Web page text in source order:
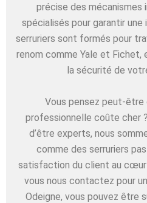
précise des
spécialisés pour garantir
serruriers sont formés pour
renom comme Yale et
la sécurité de
Vous pensez peut-être
professionnelle coûte cher
d’être experts, nous
comme des serruriers
satisfaction du client au cœur
vous nous contactez pour
Odeigne, vous pouvez être